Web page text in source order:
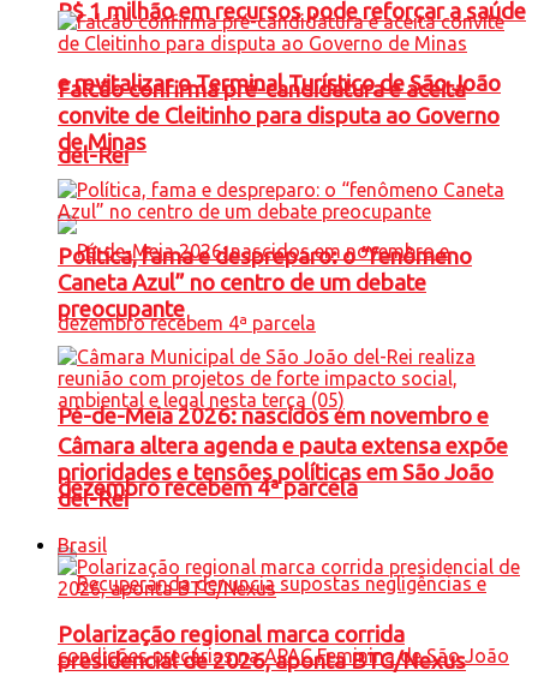
R$ 1 milhão em recursos pode reforçar a saúde
e revitalizar o Terminal Turístico de São João
del-Rei
Pé-de-Meia 2026: nascidos em novembro e
dezembro recebem 4ª parcela
Falcão confirma pré-candidatura e aceita
convite de Cleitinho para disputa ao Governo
de Minas
Política, fama e despreparo: o “fenômeno
Caneta Azul” no centro de um debate
preocupante
Câmara altera agenda e pauta extensa expõe
prioridades e tensões políticas em São João
del-Rei
Brasil
Polarização regional marca corrida
presidencial de 2026, aponta BTG/Nexus